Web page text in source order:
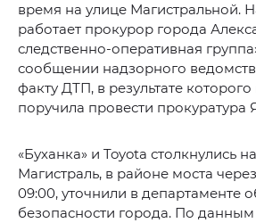
время на улице Магистральной.
работает прокурор города
следственно-оперативная
сообщении надзорного
факту ДТП, в результате
поручила провести
«Буханка» и Toyota столкнулись
Магистраль, в районе моста
09:00, уточнили в департаменте
безопасности города. По